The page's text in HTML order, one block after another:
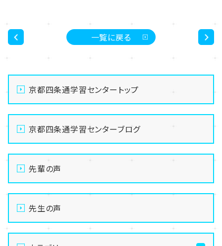
一覧に戻る
京都四条通学習センタートップ
京都四条通学習センターブログ
先輩の声
先生の声